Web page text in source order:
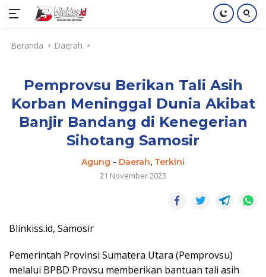
Beranda Daerah
Pemprovsu Berikan Tali Asih
Korban Meninggal Dunia Akibat
Banjir Bandang di Kenegerian
Sihotang Samosir
Agung - Daerah, Terkini
21 November 2023
Blinkiss.id, Samosir
Pemerintah Provinsi Sumatera Utara (Pemprovsu)
melalui BPBD Provsu memberikan bantuan tali asih